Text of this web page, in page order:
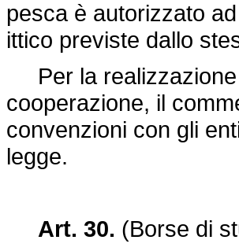
pesca è autorizzato
ittico previste dallo
Per la realizzazione
cooperazione, il
convenzioni con gli
legge.
Art. 30. (Borse di